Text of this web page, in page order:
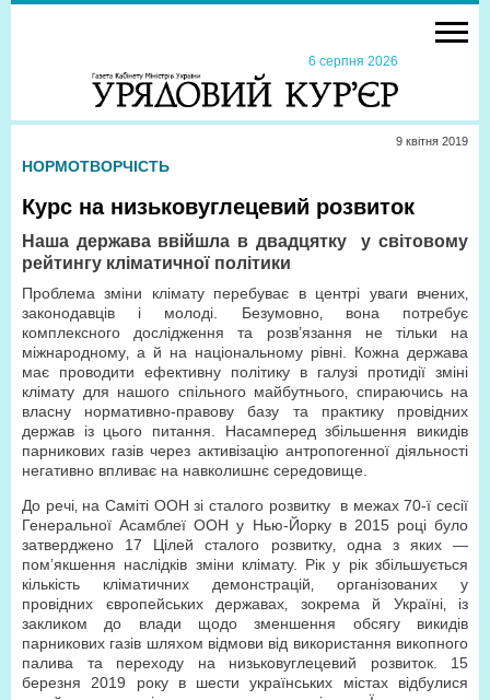
6 серпня 2026
9 квiтня 2019
НОРМОТВОРЧІСТЬ
Курс на низьковуглецевий розвиток
Наша держава ввійшла в двадцятку у світовому
рейтингу кліматичної політики
Проблема зміни клімату перебуває в центрі уваги вчених‚
законодавців і молоді. Безумовно‚ вона потребує
комплексного дослідження та розв’язання не тільки на
міжнародному‚ а й на національному рівні. Кожна держава
має проводити ефективну політику в галузі протидії зміні
клімату для нашого спільного майбутнього‚ спираючись на
власну нормативно-правову базу та практику провідних
держав із цього питання. Насамперед збільшення викидів
парникових газів через активізацію антропогенної діяльності
негативно впливає на навколишнє середовище.
До речі‚ на Саміті ООН зі сталого розвитку в межах 70-ї сесії
Генеральної Асамблеї ООН у Нью-Йорку в 2015 році було
затверджено 17 Цілей сталого розвитку‚ одна з яких —
пом’якшення наслідків зміни клімату. Рік у рік збільшується
кількість кліматичних демонстрацій‚ організованих у
провідних європейських державах‚ зокрема й Україні‚ із
закликом до влади щодо зменшення обсягу викидів
парникових газів шляхом відмови від використання викопного
палива та переходу на низьковуглецевий розвиток. 15
березня 2019 року в шести українських містах відбулися